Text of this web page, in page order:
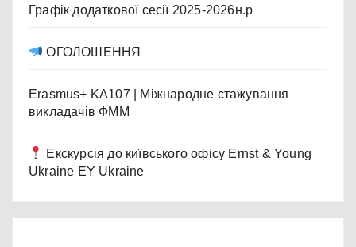
Графік додаткової сесії 2025-2026н.р
ОГОЛОШЕННЯ
Erasmus+ KA107 | Міжнародне стажування
викладачів ФММ
Екскурсія до київського офісу Ernst & Young
Ukraine EY Ukraine